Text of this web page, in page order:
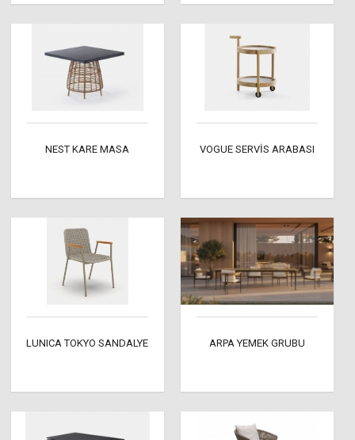
NEST KARE MASA VOGUE SERVİS ARABASI
LUNICA TOKYO SANDALYE ARPA YEMEK GRUBU